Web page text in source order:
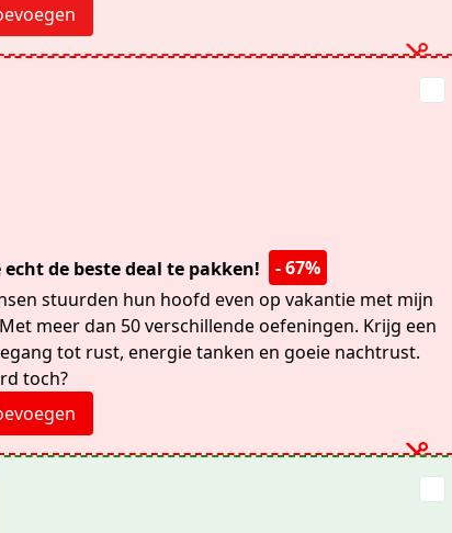
de beste deal te pakken!
- 67%
stuurden hun hoofd even op vakantie met mijn
meer dan 50 verschillende oefeningen. Krijg een
tot rust, energie tanken en goeie nachtrust.
toch?